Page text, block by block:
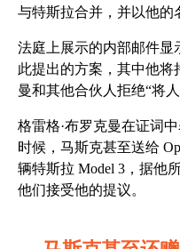
与特斯拉合并，并以他的
法庭上展示的内部邮件显
此提出的方案，其中他将
曼和其他合伙人拒绝“将
格雷格·布罗克曼在证词
时候，马斯克甚至送给
辆特斯拉 Model 3，据他
他们接受他的提议。